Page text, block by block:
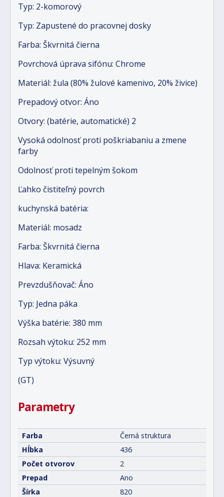
Typ: 2-komorový
Typ: Zapustené do pracovnej dosky
Farba: Škvrnitá čierna
Povrchová úprava sifónu: Chrome
Materiál: žula (80% žulové kamenivo, 20% živice)
Prepadový otvor: Áno
Otvory: (batérie, automatické) 2
Vysoká odolnosť proti poškriabaniu a zmene
farby
Odolnosť proti tepelným šokom
Ľahko čistiteľný povrch
kuchynská batéria:
Materiál: mosadz
Farba: Škvrnitá čierna
Hlava: Keramická
Prevzdušňovač: Áno
Typ: Jedna páka
Výška batérie: 380 mm
Rozsah výtoku: 252 mm
Typ výtoku: Výsuvný
(GT)
Parametry
Farba
Černá struktura
Hĺbka
436
Počet otvorov
2
Prepad
Ano
Šírka
820